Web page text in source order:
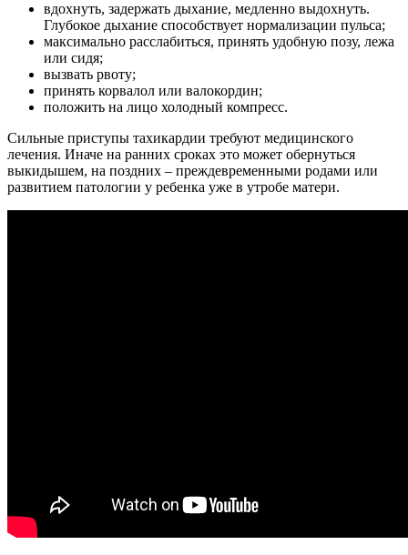
вдохнуть, задержать дыхание, медленно выдохнуть.
Глубокое дыхание способствует нормализации пульса;
максимально расслабиться, принять удобную позу, лежа
или сидя;
вызвать рвоту;
принять корвалол или валокордин;
положить на лицо холодный компресс.
Сильные приступы тахикардии требуют медицинского
лечения. Иначе на ранних сроках это может обернуться
выкидышем, на поздних – преждевременными родами или
развитием патологии у ребенка уже в утробе матери.